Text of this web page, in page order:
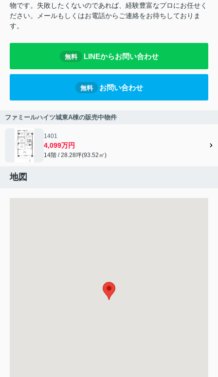
物です。失敗したくないのであれば、経験豊富なプロにお任せく
ださい。メールもしくはお電話からご連絡をお待ちしておりま
す。
無料 LINEからお問い合わせ
無料 お問い合わせ
ファミールハイツ城東A棟の販売中物件
1401
4,099万円
14階 / 28.28坪(93.52㎡)
地図